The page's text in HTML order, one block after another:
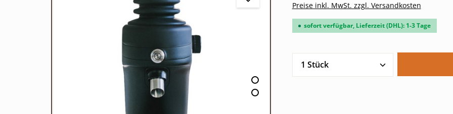
Preise inkl. MwSt. zzgl. Versandkosten
sofort verfügbar, Lieferzeit (DHL): 1-3 Tage
Produkt Anzahl: Gib den